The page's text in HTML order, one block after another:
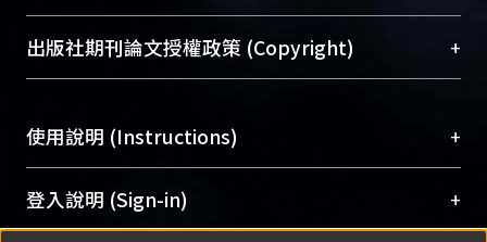
To permanently archive and promote researcher
profiles and scholarly works, Library integrates the
services of “NTU Repository” with “Academic
開放取用是從使用者角度提升資訊取用性的社會運
動，應用在學術研究上是透過將研究著作公開供使
用逐年攀升。同時可加速研究發展、提升研究影響
Archive）平台。 （點選深入了解OA）
出版社期刊論文授權政策 (Copyright) +
含部分內容的版權非匯入者所有，或由第三方贊
助與合作完成，請確認該版權所有者及第三方同
意提供此授權。
Please represent that the submission is your
使用說明 (Instructions) +
網站簡介(Quickstart Guide)
使用手冊(Instruction Manual)
登入說明 (Sign-in) +